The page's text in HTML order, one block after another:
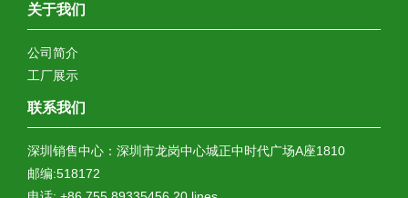
关于我们
公司简介
工厂展示
联系我们
深圳销售中心：深圳市龙岗中心城正中时代广场A座1810
邮编:518172